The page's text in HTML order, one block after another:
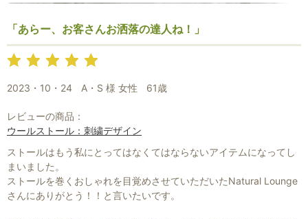
「あらー、お客さんお洒落の達人ね！」
2023・10・24 A・S 様 女性 61歳
レビューの商品：
ウールストール：刺繍デザイン
ストールはもう私にとってはなくてはならないアイテムになってし
まいました。
ストールを巻くおしゃれを目覚めさせていただいたNatural Lounge
さんにありがとう！！と言いたいです。